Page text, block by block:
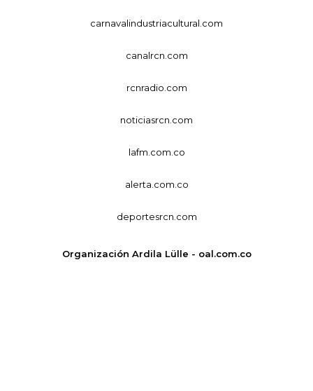
carnavalindustriacultural.com
canalrcn.com
rcnradio.com
noticiasrcn.com
lafm.com.co
alerta.com.co
deportesrcn.com
Organización Ardila Lülle - oal.com.co